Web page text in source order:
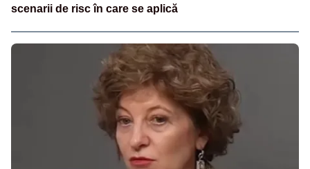
scenarii de risc în care se aplică